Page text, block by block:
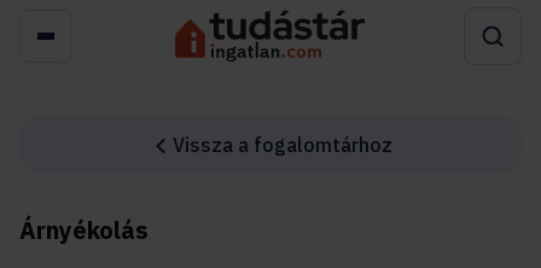
Vissza a fogalomtárhoz
Árnyékolás